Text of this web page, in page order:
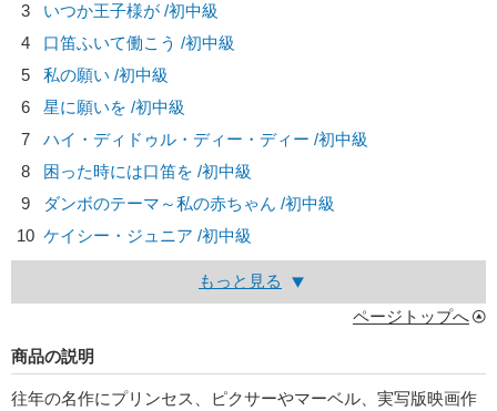
3
いつか王子様が /初中級
4
口笛ふいて働こう /初中級
5
私の願い /初中級
6
星に願いを /初中級
7
ハイ・ディドゥル・ディー・ディー /初中級
8
困った時には口笛を /初中級
9
ダンボのテーマ～私の赤ちゃん /初中級
10 ケイシー・ジュニア /初中級
もっと見る
ページトップへ
商品の説明
往年の名作にプリンセス、ピクサーやマーベル、実写版映画作